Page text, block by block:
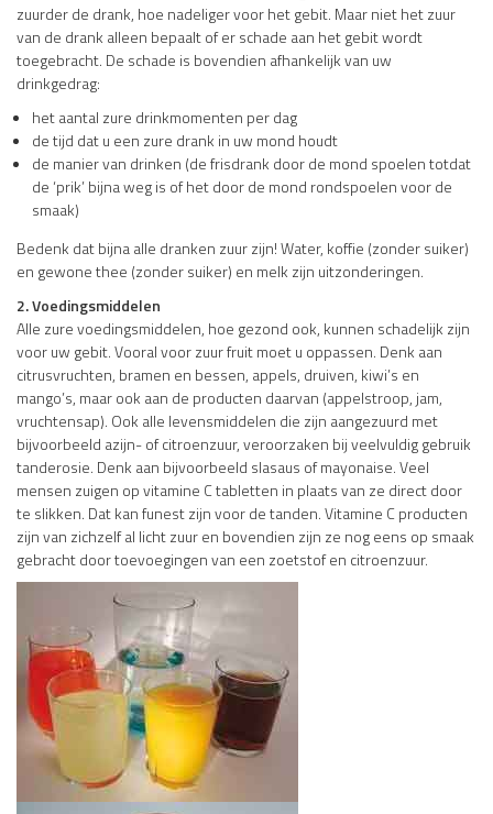
zuurder de drank, hoe nadeliger voor het gebit. Maar niet het zuur
van de drank alleen bepaalt of er schade aan het gebit wordt
toegebracht. De schade is bovendien afhankelijk van uw
drinkgedrag:
het aantal zure drinkmomenten per dag
de tijd dat u een zure drank in uw mond houdt
de manier van drinken (de frisdrank door de mond spoelen totdat
de ‘prik’ bijna weg is of het door de mond rondspoelen voor de
smaak)
Bedenk dat bijna alle dranken zuur zijn! Water, koffie (zonder suiker)
en gewone thee (zonder suiker) en melk zijn uitzonderingen.
2. Voedingsmiddelen
Alle zure voedingsmiddelen, hoe gezond ook, kunnen schadelijk zijn
voor uw gebit. Vooral voor zuur fruit moet u oppassen. Denk aan
citrusvruchten, bramen en bessen, appels, druiven, kiwi’s en
mango’s, maar ook aan de producten daarvan (appelstroop, jam,
vruchtensap). Ook alle levensmiddelen die zijn aangezuurd met
bijvoorbeeld azijn- of citroenzuur, veroorzaken bij veelvuldig gebruik
tanderosie. Denk aan bijvoorbeeld slasaus of mayonaise. Veel
mensen zuigen op vitamine C tabletten in plaats van ze direct door
te slikken. Dat kan funest zijn voor de tanden. Vitamine C producten
zijn van zichzelf al licht zuur en bovendien zijn ze nog eens op smaak
gebracht door toevoegingen van een zoetstof en citroenzuur.